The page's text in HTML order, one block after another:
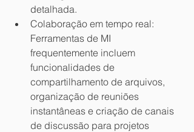
detalhada.
Colaboração em tempo real:
Ferramentas de MI
frequentemente incluem
funcionalidades de
compartilhamento de arquivos,
organização de reuniões
instantâneas e criação de canais
de discussão para projetos